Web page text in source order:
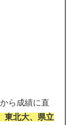
ら成績に直
東北大、県立